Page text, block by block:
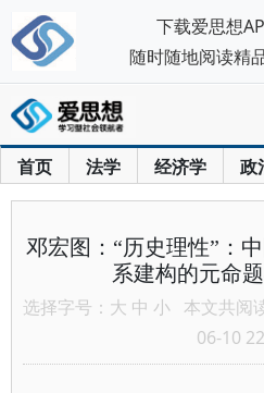
首页 法学 经济学 政
邓宏图：“历史理性”：
系建构的元命
选择字号： 大 中 小 本文共阅
06-10
下载爱思想
随时随地阅读精